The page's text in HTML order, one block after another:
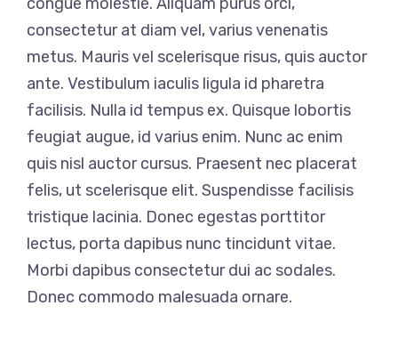
consectetur at diam vel, varius venenatis
metus. Mauris vel scelerisque risus, quis auctor
ante. Vestibulum iaculis ligula id pharetra
facilisis. Nulla id tempus ex. Quisque lobortis
feugiat augue, id varius enim. Nunc ac enim
quis nisl auctor cursus. Praesent nec placerat
felis, ut scelerisque elit. Suspendisse facilisis
tristique lacinia. Donec egestas porttitor
lectus, porta dapibus nunc tincidunt vitae.
Morbi dapibus consectetur dui ac sodales.
Donec commodo malesuada ornare.